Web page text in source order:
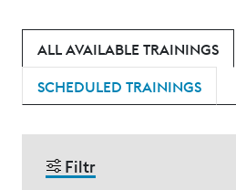
ALL AVAILABLE TRAININGS
SCHEDULED TRAININGS
Filtr